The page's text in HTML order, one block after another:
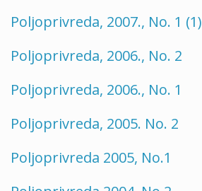
Poljoprivreda, 2007., No. 1 (1)
Poljoprivreda, 2006., No. 2
Poljoprivreda, 2006., No. 1
Poljoprivreda, 2005. No. 2
Poljoprivreda 2005, No.1